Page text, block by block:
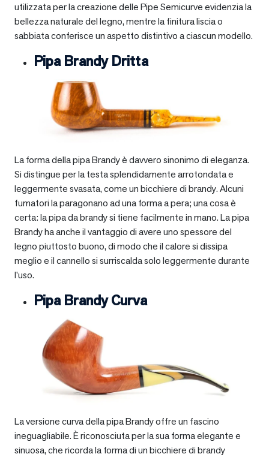
utilizzata per la creazione delle Pipe Semicurve evidenzia la
bellezza naturale del legno, mentre la finitura liscia o
sabbiata conferisce un aspetto distintivo a ciascun modello.
Pipa Brandy Dritta
La forma della pipa Brandy è davvero sinonimo di eleganza.
Si distingue per la testa splendidamente arrotondata e
leggermente svasata, come un bicchiere di brandy. Alcuni
fumatori la paragonano ad una forma a pera; una cosa è
certa: la pipa da brandy si tiene facilmente in mano. La pipa
Brandy ha anche il vantaggio di avere uno spessore del
legno piuttosto buono, di modo che il calore si dissipa
meglio e il cannello si surriscalda solo leggermente durante
l’uso.
Pipa Brandy Curva
La versione curva della pipa Brandy offre un fascino
ineguagliabile. È riconosciuta per la sua forma elegante e
sinuosa, che ricorda la forma di un bicchiere di brandy